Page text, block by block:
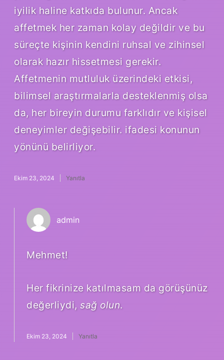
iyilik haline katkıda bulunur. Ancak
affetmek her zaman kolay değildir ve bu
süreçte kişinin kendini ruhsal ve zihinsel
olarak hazır hissetmesi gerekir.
Affetmenin mutluluk üzerindeki etkisi,
bilimsel araştırmalarla desteklenmiş olsa
da, her bireyin durumu farklıdır ve kişisel
deneyimler değişebilir. ifadesi konunun
yönünü belirliyor.
Ekim 23, 2024 Yanıtla
admin
Mehmet!
Her fikrinize katılmasam da görüşünüz
değerliydi, sağ olun.
Ekim 23, 2024 Yanıtla